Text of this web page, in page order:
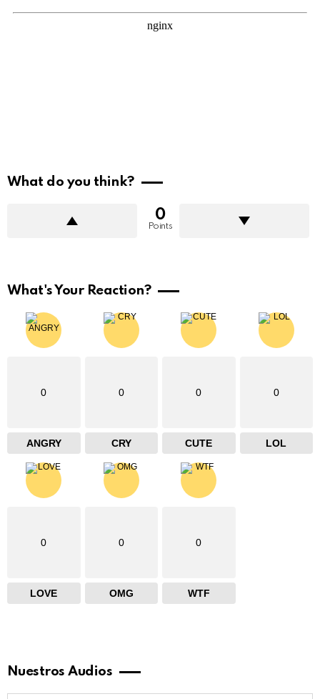
What do you think?
0
Points
What's Your Reaction?
0
ANGRY
0
CRY
0
CUTE
0
LOL
0
LOVE
0
OMG
0
WTF
Nuestros Audios